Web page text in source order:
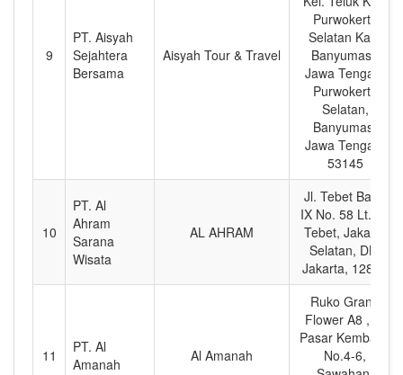
9
PT. Aisyah
Sejahtera
Bersama
Aisyah Tour & Travel
Purwokerto
Selatan Kab.
Banyumas -
Jawa Tengah,
Purwokerto
Selatan,
Banyumas,
Jawa Tengah,
53145
10
PT. Al
Ahram
Sarana
Wisata
AL AHRAM
Jl. Tebet Barat
IX No. 58 Lt. 1 ,
Tebet, Jakarta
Selatan, DKI
Jakarta, 12810
11
PT. Al
Amanah
Al Amanah
Ruko Grand
Flower A8 , Jl.
Pasar Kembang
No.4-6,